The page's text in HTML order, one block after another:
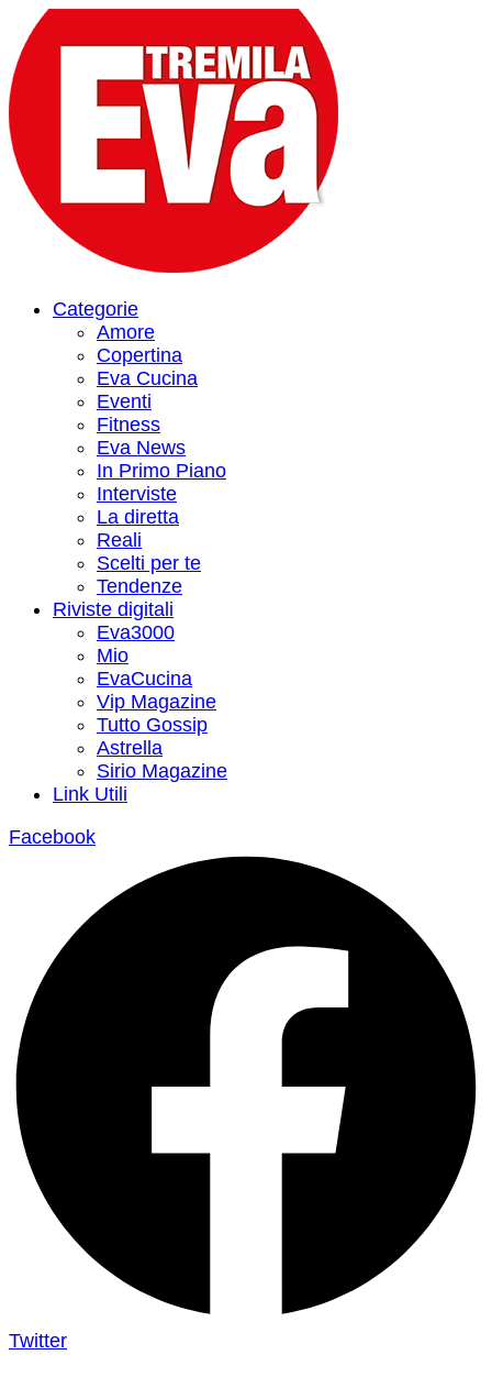
Categorie
Amore
Copertina
Eva Cucina
Eventi
Fitness
Eva News
In Primo Piano
Interviste
La diretta
Reali
Scelti per te
Tendenze
Riviste digitali
Eva3000
Mio
EvaCucina
Vip Magazine
Tutto Gossip
Astrella
Sirio Magazine
Link Utili
Facebook
Twitter